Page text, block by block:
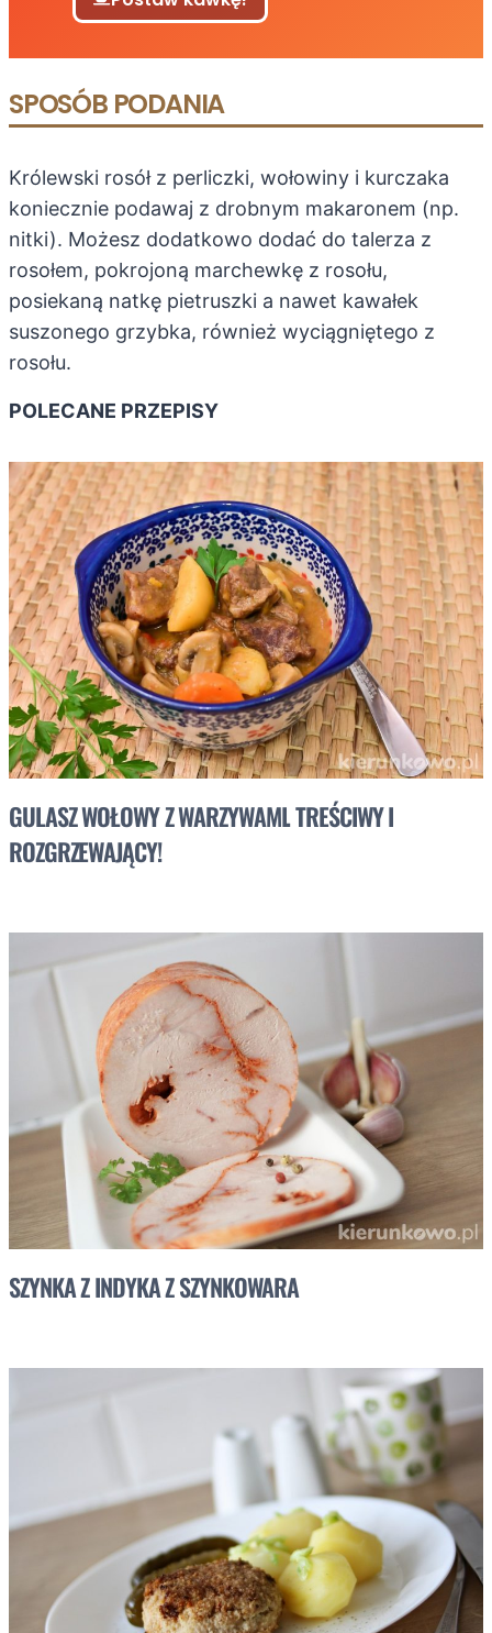
SPOSÓB PODANIA
Królewski rosół z perliczki, wołowiny i kurczaka
koniecznie podawaj z drobnym makaronem (np.
nitki). Możesz dodatkowo dodać do talerza z
rosołem, pokrojoną marchewkę z rosołu,
posiekaną natkę pietruszki a nawet kawałek
suszonego grzybka, również wyciągniętego z
rosołu.
POLECANE PRZEPISY
GULASZ WOŁOWY Z WARZYWAMI. TREŚCIWY I
ROZGRZEWAJĄCY!
SZYNKA Z INDYKA Z SZYNKOWARA